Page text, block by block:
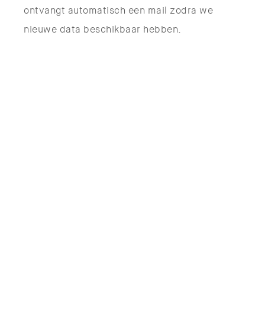
ontvangt automatisch een mail zodra we
nieuwe data beschikbaar hebben.